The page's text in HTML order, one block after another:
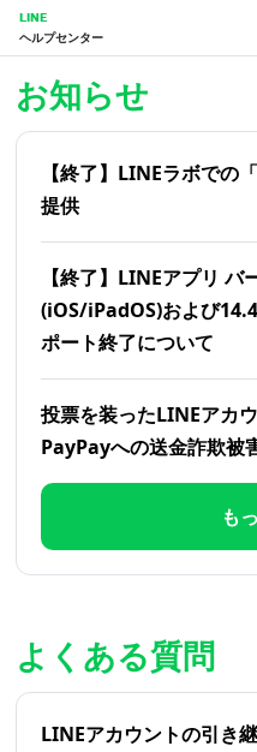
LINE
ヘルプセンター
お知らせ
【終了】LINEラボでの
提供
【終了】LINEアプリ
(iOS/iPadOS)および
ポート終了について
投票を装ったLINEアカ
PayPayへの送金詐欺被
も
よくある質問
LINEアカウントの引き